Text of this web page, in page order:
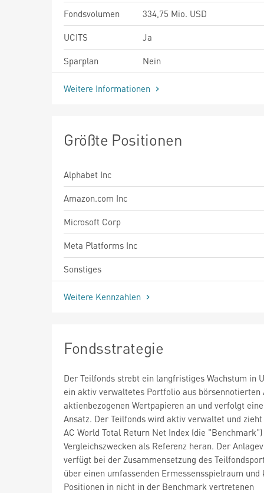
Fondsvolumen
334,75 Mio. USD
UCITS
Ja
Sparplan
Nein
Weitere Informationen
Größte Positionen
Alphabet Inc
Amazon.com Inc
Microsoft Corp
Meta Platforms Inc
Sonstiges
Weitere Kennzahlen
Fondsstrategie
Der Teilfonds strebt ein langfristiges Wachstum in
ein aktiv verwaltetes Portfolio aus börsennotierten
aktienbezogenen Wertpapieren an und verfolgt
Ansatz. Der Teilfonds wird aktiv verwaltet und zieht
AC World Total Return Net Index (die
Vergleichszwecken als Referenz heran. Der
verfügt bei der Zusammensetzung des
über einen umfassenden Ermessensspielraum und
Positionen in nicht in der Benchmark vertretenen